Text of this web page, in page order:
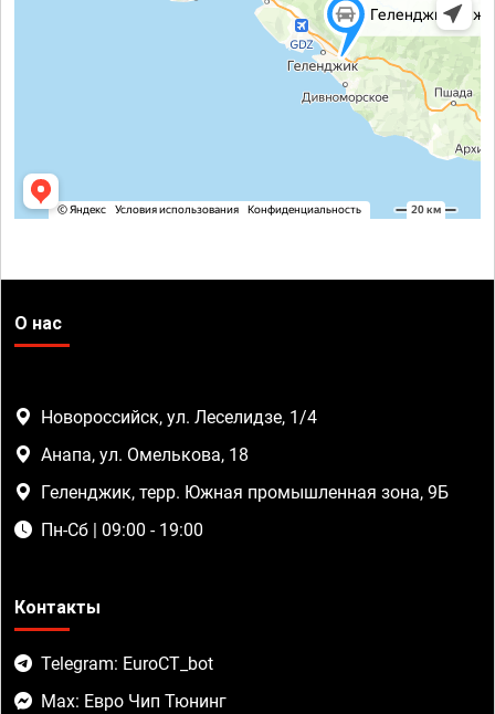
О нас
Новороссийск, ул. Леселидзе, 1/4
Анапа, ул. Омелькова, 18
Геленджик, терр. Южная промышленная зона, 9Б
Пн-Сб | 09:00 - 19:00
Контакты
Telegram: EuroCT_bot
Max: Евро Чип Тюнинг